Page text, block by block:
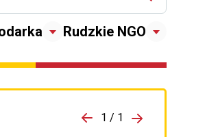
Rudzkie NGO
komunikatu 1 / 1
Przejdź do